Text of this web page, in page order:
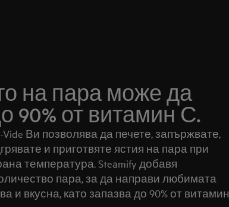
на пара може да
90% от витамин С.
Vide Ви позволява да печете, запържвате,
и приготвяте ястия на пара при
температура. Steamify добавя
пара, за да направи любимата
и вкусна, като запазва до 90% от витамин